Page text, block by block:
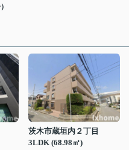
茨木市蔵垣内２丁目
3LDK (68.98㎡)